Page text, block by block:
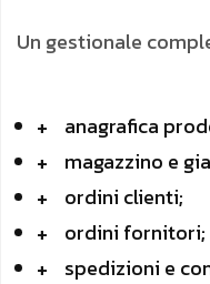
Un gestionale
anagrafica
magazzino e
ordini clienti;
ordini fornitori;
spedizioni e